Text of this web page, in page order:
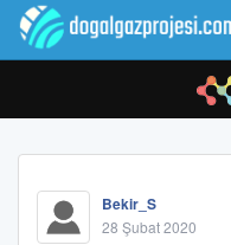
Bekir_S
28 Şubat 2020